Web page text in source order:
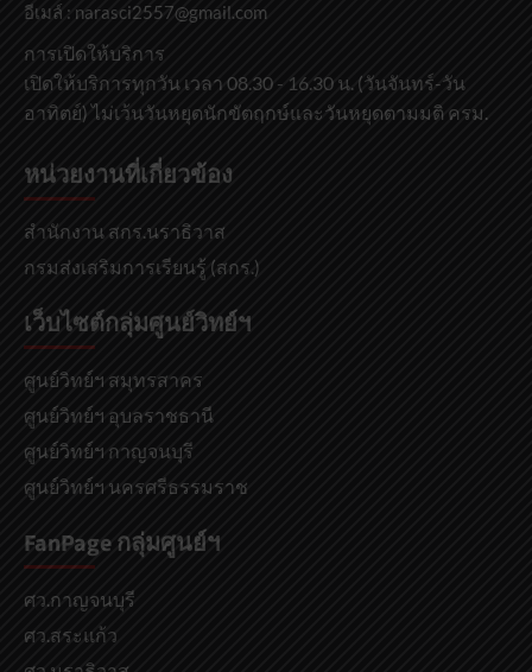
อีเมล์ : narasci2557@gmail.com
การเปิดให้บริการ
เปิดให้บริการทุกวัน เวลา 08.30 - 16.30 น. (วันจันทร์-วัน
อาทิตย์) ไม่เว้นวันหยุดนักขัตฤกษ์และวันหยุดตามมติ ครม.
หน่วยงานที่เกี่ยวข้อง
สำนักงาน สกร.นราธิวาส
กรมส่งเสริมการเรียนรู้ (สกร.)
เว็บไซต์กลุ่มศูนย์วิทย์ฯ
ศูนย์วิทย์ฯ สมุทรสาคร
ศูนย์วิทย์ฯ อุบลราชธานี
ศูนย์วิทย์ฯ กาญจนบุรี
ศูนย์วิทย์ฯ นครศรีธรรมราช
FanPage กลุ่มศูนย์ฯ
ศว.กาญจนบุรี
ศว.สระแก้ว